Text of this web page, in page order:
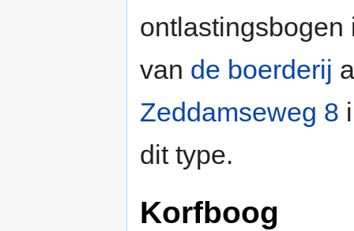
ontlastingsbogen
van de boerderij
Zeddamseweg 8
dit type.
Korfboog